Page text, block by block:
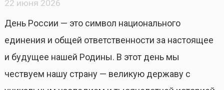
22 июня 2026
День России — это символ национального
единения и общей ответственности за настоящее
и будущее нашей Родины. В этот день мы
чествуем нашу страну — великую державу с